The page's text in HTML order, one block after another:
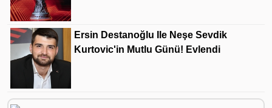
Ersin Destanoğlu Ile Neşe Sevdik
Kurtovic'in Mutlu Günü! Evlendi